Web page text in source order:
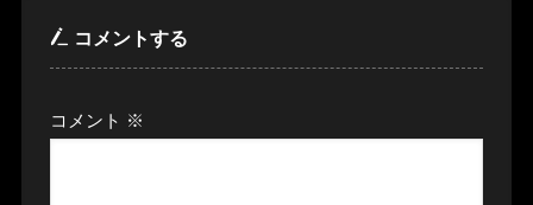
コメントする
コメント ※